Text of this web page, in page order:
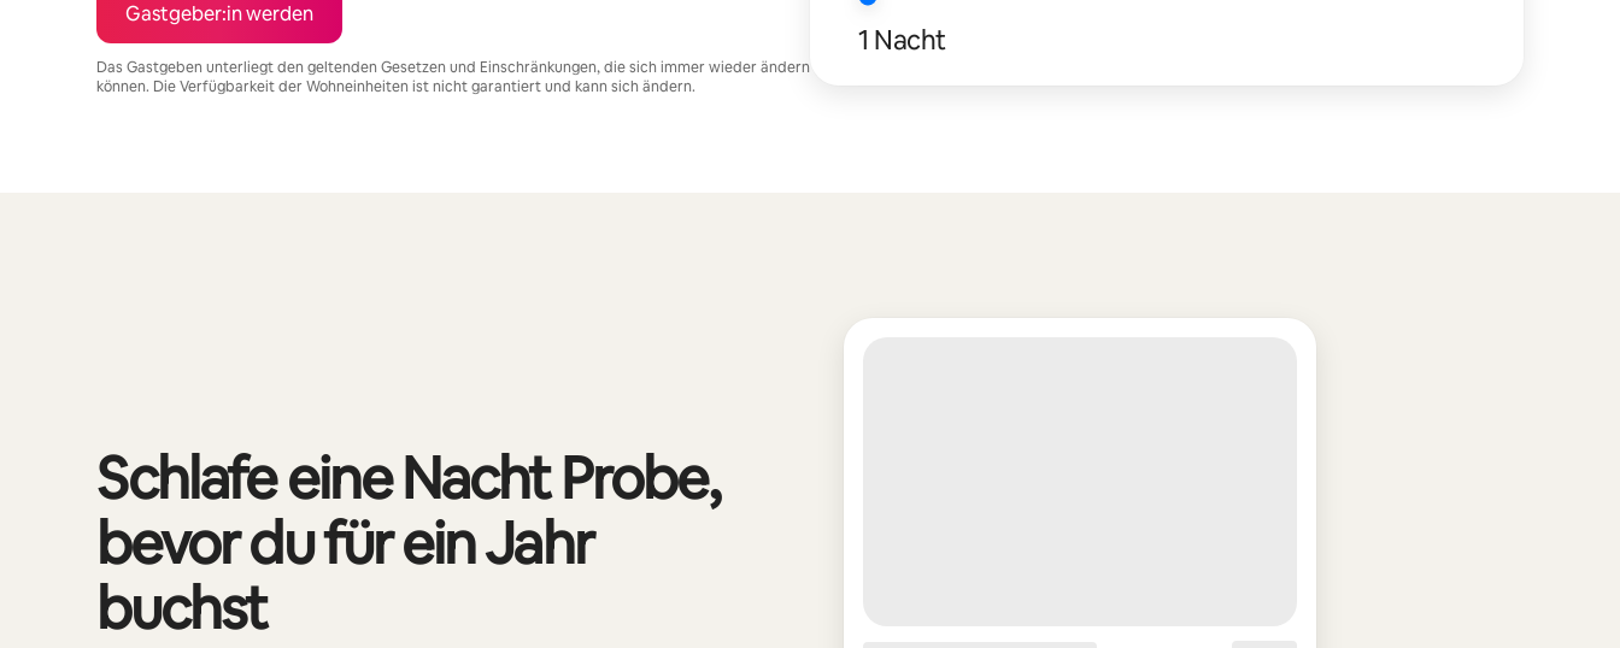
Gastgeber:in werden
Das Gastgeben unterliegt den geltenden Gesetzen und Einschränkungen, die sich immer wieder ändern
können. Die Verfügbarkeit der Wohneinheiten ist nicht garantiert und kann sich ändern.
1 Nacht
Schlafe eine Nacht Probe,
bevor du für ein Jahr
buchst